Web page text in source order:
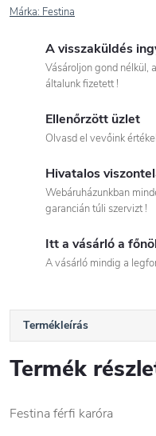
Márka: Festina
A visszaküldés
Vásároljon gond nélkül,
általunk fizetett !
Ellenőrzött üzlet
Olvasd el vevőink
Hivatalos
Webáruházunkban
garancián túli szervizt !
Itt a vásárló a
A vásárló mindig a
Termékleírás
Termék
Festina férfi karóra